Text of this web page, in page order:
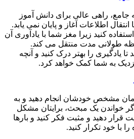
راهی عالی برای دانش آموز
اطلاعات آغاز و پایان نمی یابد.
کنید زیرا مغز شما با یادآوری آن
طولانی مدت منتقل می کند.
یادگیری را بهتر درک کنید و آنچه
به شما کمک خواهد کرد.
مشخص خودشان انجام دهید و به
خواندن یک مبحث، برایتان مشکل
قرار دهید و مثبت فکر کنید و بارها
با خود تکرار کنید.